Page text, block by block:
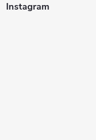
Instagram